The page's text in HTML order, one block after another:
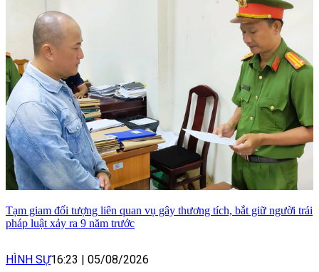
Tạm giam đối tượng liên quan vụ gây thương tích, bắt giữ người trái
pháp luật xảy ra 9 năm trước
HÌNH SỰ16:23 | 05/08/2026